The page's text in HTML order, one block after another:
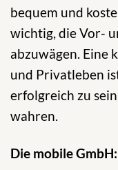
bequem und
wichtig, die Vor-
abzuwägen. Eine
und Privatleben
erfolgreich zu
wahren.
Die mobile